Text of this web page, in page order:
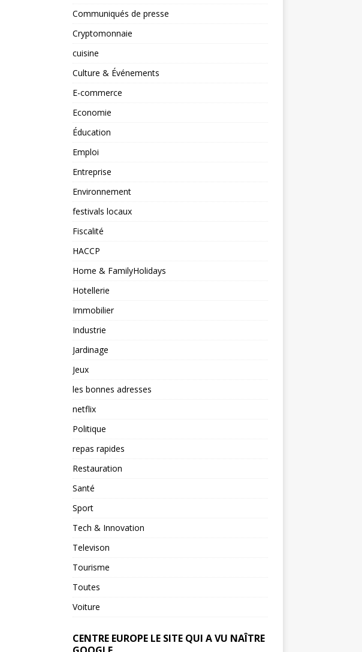
Communiqués de presse
Cryptomonnaie
cuisine
Culture & Événements
E-commerce
Economie
Éducation
Emploi
Entreprise
Environnement
festivals locaux
Fiscalité
HACCP
Home & FamilyHolidays
Hotellerie
Immobilier
Industrie
Jardinage
Jeux
les bonnes adresses
netflix
Politique
repas rapides
Restauration
Santé
Sport
Tech & Innovation
Televison
Tourisme
Toutes
Voiture
CENTRE EUROPE LE SITE QUI A VU NAÎTRE